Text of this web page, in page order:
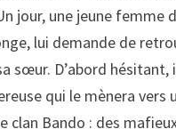
jour, une jeune femme
lui demande de
sœur. D’abord
qui le mènera vers
clan Bando : des